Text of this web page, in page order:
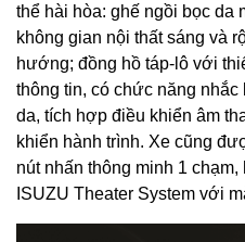
thể hài hòa: ghế ngồi bọc da
không gian nội thất sáng và
hướng; đồng hồ táp-lô với
thông tin, có chức năng
da, tích hợp điều khiển âm
khiển hành trình. Xe cũng
nút nhấn thông minh 1
ISUZU Theater System với